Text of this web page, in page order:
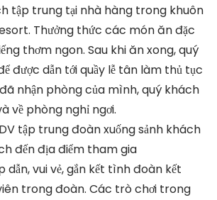
tập trung tại nhà hàng trong khuôn
Thưởng thức các món ăn đặc
thơm ngon. Sau khi ăn xong, quý
được dẫn tới quầy lễ tân làm thủ tục
nhận phòng của mình, quý khách
về phòng nghỉ ngơi.
tập trung đoàn xuống sảnh khách
đến địa điểm tham gia
dẫn, vui vẻ, gắn kết tình đoàn kết
trong đoàn. Các trò chơi trong